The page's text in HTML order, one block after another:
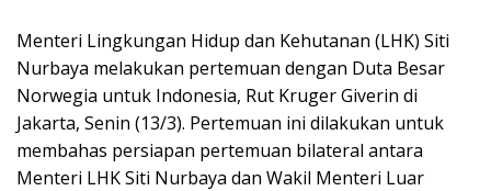
Menteri Lingkungan Hidup dan Kehutanan (LHK) Siti
Nurbaya melakukan pertemuan dengan Duta Besar
Norwegia untuk Indonesia, Rut Kruger Giverin di
Jakarta, Senin (13/3). Pertemuan ini dilakukan untuk
membahas persiapan pertemuan bilateral antara
Menteri LHK Siti Nurbaya dan Wakil Menteri Luar